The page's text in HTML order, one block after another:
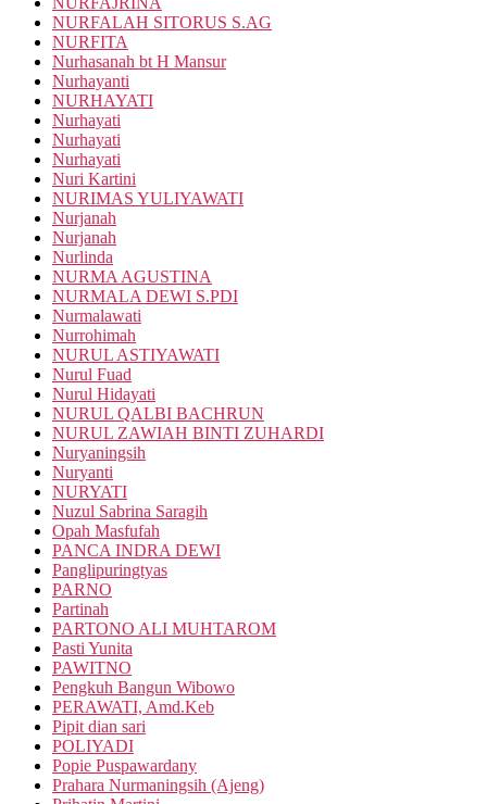
NURFALAH SITORUS S.AG
NURFITA
Nurhasanah bt H Mansur
Nurhayanti
NURHAYATI
Nurhayati
Nurhayati
Nurhayati
Nuri Kartini
NURIMAS YULIYAWATI
Nurjanah
Nurjanah
Nurlinda
NURMA AGUSTINA
NURMALA DEWI S.PDI
Nurmalawati
Nurrohimah
NURUL ASTIYAWATI
Nurul Fuad
Nurul Hidayati
NURUL QALBI BACHRUN
NURUL ZAWIAH BINTI ZUHARDI
Nuryaningsih
Nuryanti
NURYATI
Nuzul Sabrina Saragih
Opah Masfufah
PANCA INDRA DEWI
Panglipuringtyas
PARNO
Partinah
PARTONO ALI MUHTAROM
Pasti Yunita
PAWITNO
Pengkuh Bangun Wibowo
PERAWATI, Amd.Keb
Pipit dian sari
POLIYADI
Popie Puspawardany
Prahara Nurmaningsih (Ajeng)